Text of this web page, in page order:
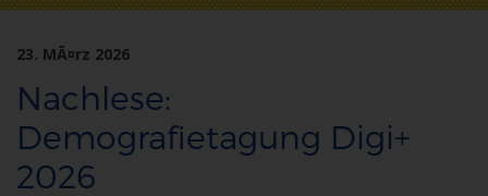
23. MÃ¤rz 2026
Nachlese:
Demografietagung Digi+
2026